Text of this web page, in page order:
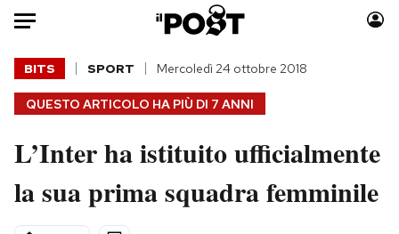
Auto
HOME
Italia
Politica
Tecnologia
Moda
Consumismi
QUESTO ARTICOLO HA PIÙ DI 7 ANNI
BITS SPORT Mercoledì 24 ottobre 2018
L’Inter ha istituito ufficialmente
la sua prima squadra femminile